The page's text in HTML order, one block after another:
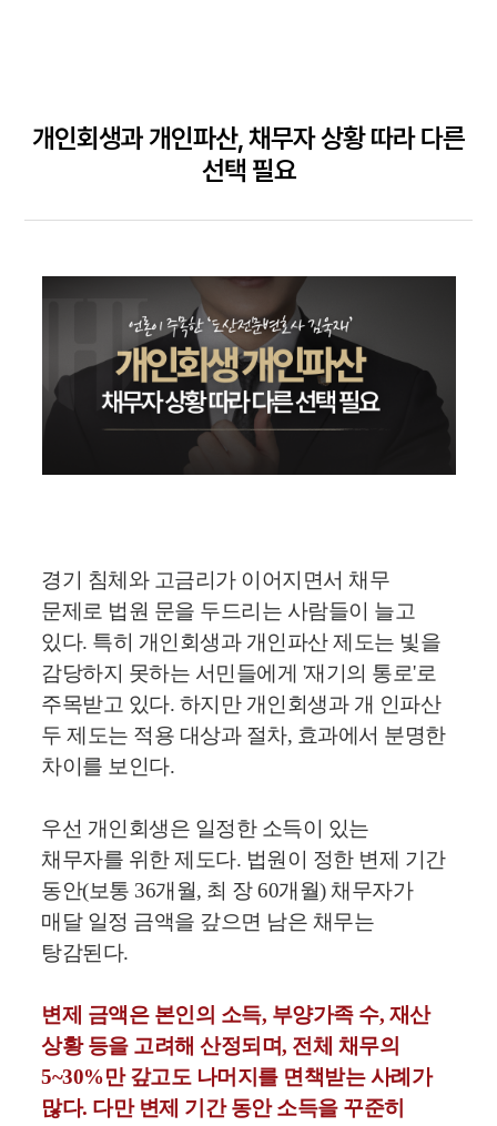
개인회생과 개인파산, 채무자 상황 따라 다른
선택 필요
경기 침체와 고금리가 이어지면서 채무
문제로 법원 문을 두드리는 사람들이 늘고
있다. 특히 개인회생과 개인파산 제도는 빛을
감당하지 못하는 서민들에게 '재기의 통로'로
주목받고 있다. 하지만 개인회생과 개 인파산
두 제도는 적용 대상과 절차, 효과에서 분명한
차이를 보인다.
우선 개인회생은 일정한 소득이 있는
채무자를 위한 제도다. 법원이 정한 변제 기간
동안(보통 36개월, 최 장 60개월) 채무자가
매달 일정 금액을 갚으면 남은 채무는
탕감된다.
변제 금액은 본인의 소득, 부양가족 수, 재산
상황 등을 고려해 산정되며, 전체 채무의
5~30%만 갚고도 나머지를 면책받는 사례가
많다. 다만 변제 기간 동안 소득을 꾸준히